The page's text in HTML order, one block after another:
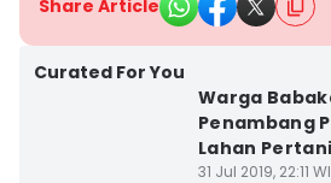
Share Article
Curated For You
Warga
Penambang
Lahan
31 Jul 2019, 22:11